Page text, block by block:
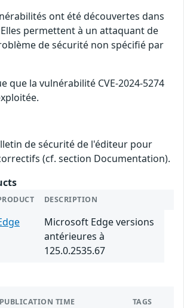
ont été découvertes dans
permettent à un attaquant de
de sécurité non spécifié par
que la vulnérabilité CVE-2024-5274
de sécurité de l'éditeur pour
(cf. section Documentation).
DESCRIPTION
Microsoft Edge versions
antérieures à
125.0.2535.67
PUBLICATION TIME TAGS